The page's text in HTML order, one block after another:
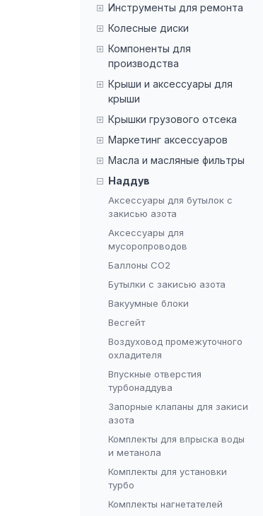
Инструменты для ремонта
Колесные диски
Компоненты для
производства
Крыши и аксессуары для
крыши
Крышки грузового отсека
Маркетинг аксессуаров
Масла и масляные фильтры
Наддув
Аксессуары для бутылок с
закисью азота
Аксессуары для
мусоропроводов
Баллоны CO2
Бутылки с закисью азота
Вакуумные блоки
Весгейт
Воздуховод промежуточного
охладителя
Впускные отверстия
турбонаддува
Запорные клапаны для закиси
азота
Комплекты для впрыска воды
и метанола
Комплекты для установки
турбо
Комплекты нагнетателей